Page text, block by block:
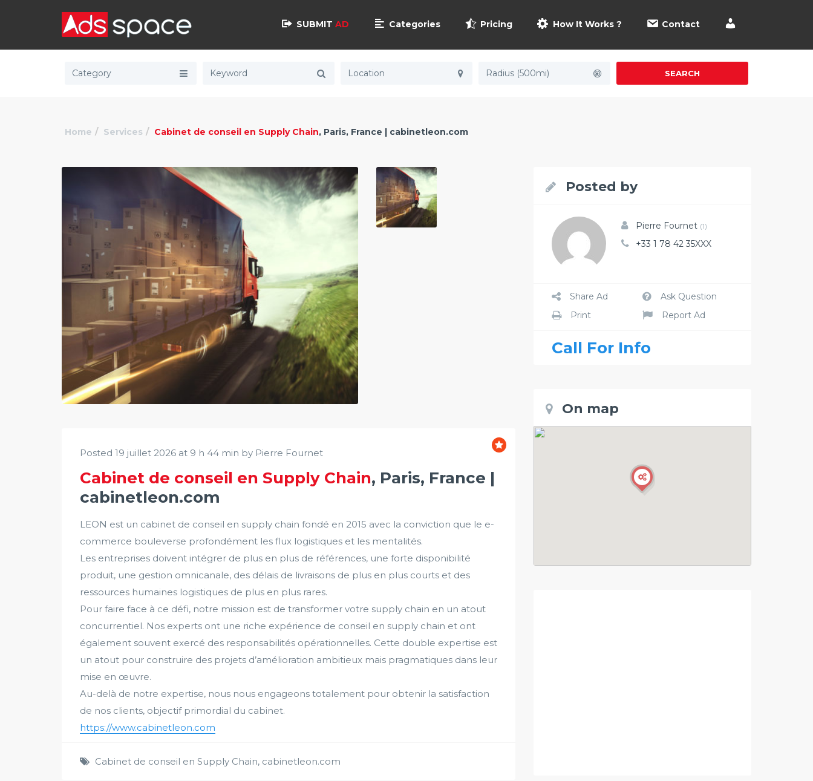
SUBMIT AD Categories Pricing How It Works ? Contact
Category Radius (500mi) SEARCH
Home Services Cabinet de conseil en Supply Chain, Paris, France | cabinetleon.com
Posted 19 juillet 2026 at 9 h 44 min by Pierre Fournet
Cabinet de conseil en Supply Chain, Paris, France |
cabinetleon.com
LEON est un cabinet de conseil en supply chain fondé en 2015 avec la conviction que le e-
commerce bouleverse profondément les flux logistiques et les mentalités.
Les entreprises doivent intégrer de plus en plus de références, une forte disponibilité
produit, une gestion omnicanale, des délais de livraisons de plus en plus courts et des
ressources humaines logistiques de plus en plus rares.
Pour faire face à ce défi, notre mission est de transformer votre supply chain en un atout
concurrentiel. Nos experts ont une riche expérience de conseil en supply chain et ont
également souvent exercé des responsabilités opérationnelles. Cette double expertise est
un atout pour construire des projets d’amélioration ambitieux mais pragmatiques dans leur
mise en œuvre.
Au-delà de notre expertise, nous nous engageons totalement pour obtenir la satisfaction
de nos clients, objectif primordial du cabinet.
https://www.cabinetleon.com
Cabinet de conseil en Supply Chain, cabinetleon.com
Posted by
Pierre Fournet (1)
+33 1 78 42 35XXX
Share Ad
Ask Question
Print
Report Ad
Call For Info
On map